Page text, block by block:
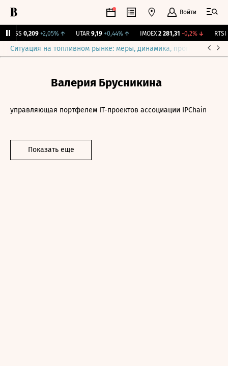
Войти
0,209 +2,05%↑ UTAR 9,19 +0,44%↑ IMOEX 2 281,31 -0,2%↓ RTSI
Ситуация на топливном рынке: меры, динамика, прогнозы
Валерия Брусникина
управляющая портфелем IT-проектов ассоциации IPChain
Показать еще